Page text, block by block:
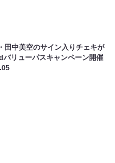
田中美空のサイン入りチェキが
バリューパスキャンペーン開催